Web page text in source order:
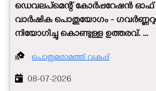
ഡെവലപ്മെന്റ് കോർപ്പറേഷൻ ഓഫ്
വാർഷിക പൊതുയോഗം -
നിയോഗിച്ചു കൊണ്ടുള്ള ഉത്തരവ്. ...
പൊതുമരാമത്ത് വകുപ്പ്
08-07-2026